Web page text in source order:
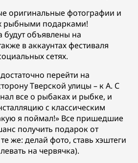
оригинальные фотографии и
рыбными подарками!
будут объявлены на
в аккаунтах фестиваля
сетях.
перейти на
Тверской улицы – к А. С
все о рыбаках и рыбке, и
с классическим
я поймал!» Все пришедшие
получить подарок от
же: делай фото, ставь хэштеги
на червячка).